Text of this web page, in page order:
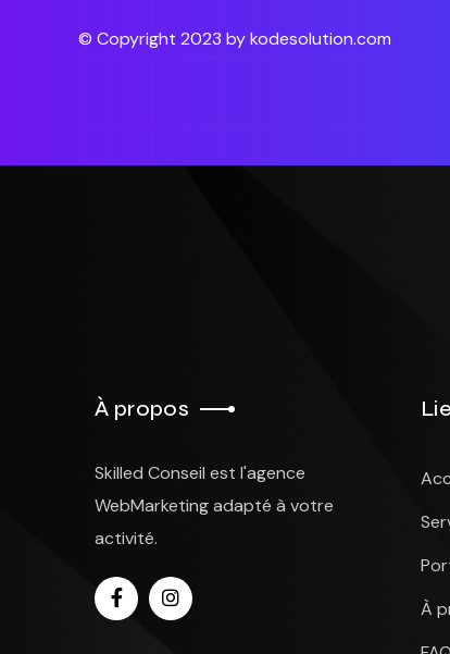
© Copyright 2023 by kodesolution.com
À propos
Skilled Conseil est l'agence
WebMarketing adapté à votre
activité.
À